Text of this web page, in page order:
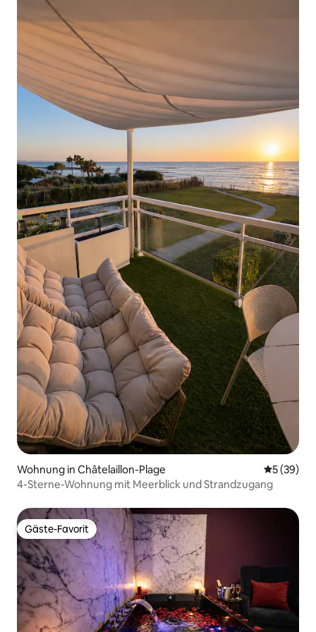
Wohnung in Châtelaillon-Plage
5 (39)
4-Sterne-Wohnung mit Meerblick und Strandzugang
Gäste-Favorit
Gäste-Favorit